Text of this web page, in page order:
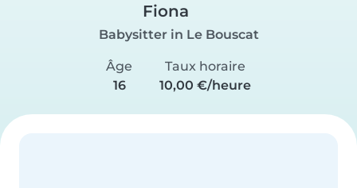
Fiona
Babysitter in Le Bouscat
Âge
16
Taux horaire
10,00 €/heure